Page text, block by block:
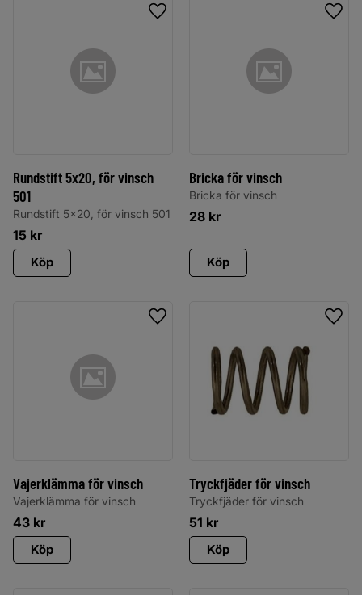
Rundstift 5x20, för vinsch
501
Rundstift 5x20, för vinsch 501
15 kr
Lägg till i favoriter
Köp
Bricka för vinsch
Bricka för vinsch
28 kr
Köp
Vajerklämma för vinsch
Vajerklämma för vinsch
43 kr
Lägg till i favoriter
Köp
Tryckfjäder för vinsch
Tryckfjäder för vinsch
51 kr
Köp